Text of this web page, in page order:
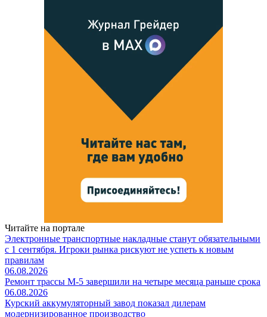
Читайте на портале
Электронные транспортные накладные станут обязательными
с 1 сентября. Игроки рынка рискуют не успеть к новым
правилам
06.08.2026
Ремонт трассы М-5 завершили на четыре месяца раньше срока
06.08.2026
Курский аккумуляторный завод показал дилерам
модернизированное производство